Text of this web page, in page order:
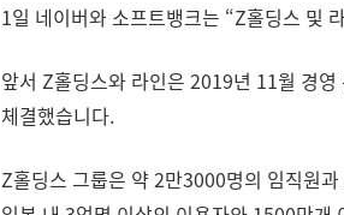
1일 네이버와 소프트뱅크는 “Z홀딩스 및
앞서 Z홀딩스와 라인은 2019년 11월 경
체결했습니다.
Z홀딩스 그룹은 약 2만3000명의 임직원